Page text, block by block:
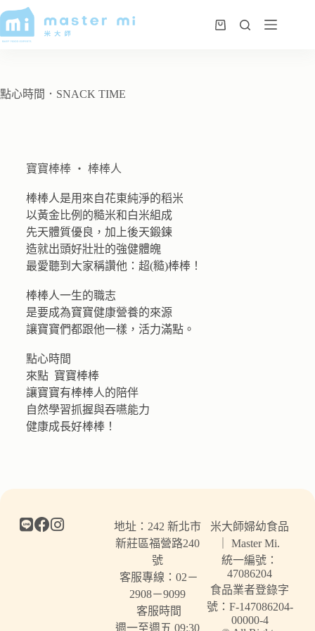
點心時間．SNACK TIME
寶寶棒棒 ‧ 棒棒人​
棒棒人是用來自花東純淨的稻米​
以黃金比例的糙米和白米組成​
先天體質優良，加上後天鍛鍊​
造就出頭好壯壯的強健體魄​
最愛聽到大家稱讚他：超(糙)棒棒！​
棒棒人一生的職志​
是要成為寶寶健康營養的來源​
讓寶寶們都跟他一樣，活力滿點。​
點心時間​
來點 寶寶棒棒​
讓寶寶有棒棒人的陪伴​
自然學習抓握與吞嚥能力​
健康成長好棒棒！​
米大師婦幼食品
｜ Master Mi.
統一編號：
47086204
食品業者登錄字
號：F-147086204-
00000-4
地址：242 新北市
新莊區福營路240
號
客服專線：02－
2908－9099
客服時間
週一至週五 09:30